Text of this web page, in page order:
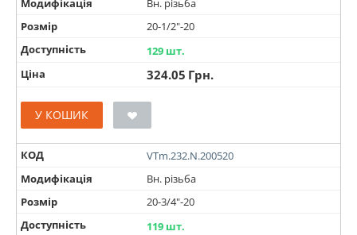
Модифікація
Вн. різьба
Розмір
20-1/2"-20
Доступність
129 шт.
Ціна
324.05 Грн.
У КОШИК
КОД
VTm.232.N.200520
Модифікація
Вн. різьба
Розмір
20-3/4"-20
Доступність
119 шт.